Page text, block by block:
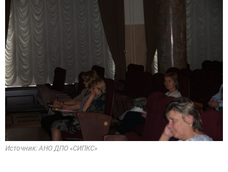
Источник: АНО ДПО «СИПКС»